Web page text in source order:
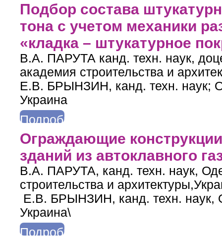
Подбор состава
тона с учетом механики
«кладка – штукатурное
В.А. ПАРУТА канд. техн. наук,
академия строительства и
Е.В. БРЫНЗИН, канд. техн. наук;
Украина
Подробнее
Ограждающие
зданий из автоклавного
В.А. ПАРУТА, канд. техн. наук,
строительства и
Е.В. БРЫНЗИН, канд. техн. наук,
Украина\
Подробнее